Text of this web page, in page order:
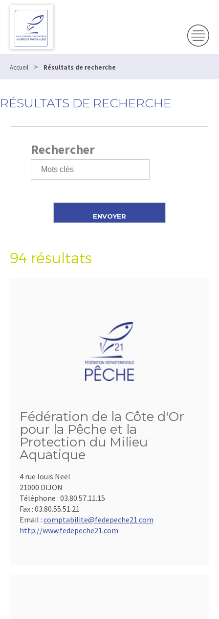
Accueil > Résultats de recherche
RÉSULTATS DE RECHERCHE
Rechercher
94 résultats
Fédération de la Côte d'Or
pour la Pêche et la
Protection du Milieu
Aquatique
4 rue louis Neel
21000 DIJON
Téléphone : 03.80.57.11.15
Fax : 03.80.55.51.21
Email : comptabilite@fedepeche21.com
http://www.fedepeche21.com